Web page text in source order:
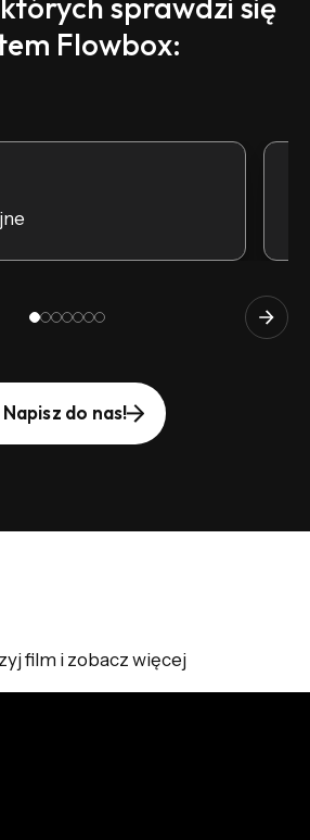
Flowbox:
Napisz do nas!
film i zobacz więcej